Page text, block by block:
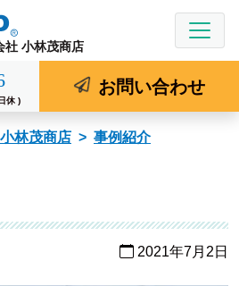
社 小林茂商店
休 )
お問い合わせ
林茂商店
事例紹介
2021年7月2日